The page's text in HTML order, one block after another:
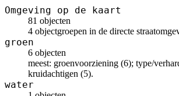
Omgeving op de kaart
81 objecten
4 objectgroepen in de directe
groen
6 objecten
meest: groenvoorziening (6); type/
kruidachtigen (5).
water